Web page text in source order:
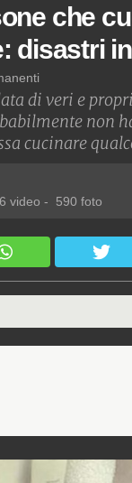
che
disastri
di veri e
non
cucinare
video - 590 foto